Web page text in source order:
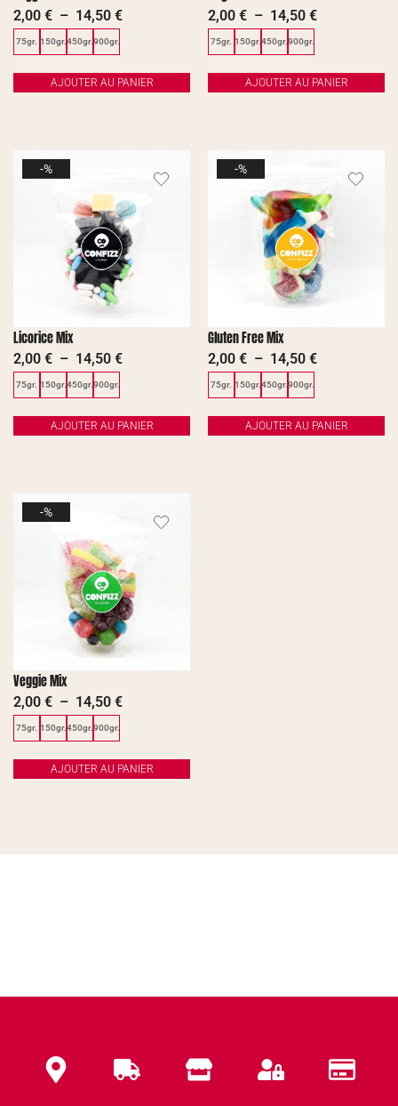
2,00 € – 14,50 €
75gr. 150gr.450gr.900gr.
AJOUTER AU PANIER
2,00 € – 14,50 €
75gr. 150gr.450gr.900gr.
AJOUTER AU PANIER
-%
Licorice Mix
2,00 € – 14,50 €
75gr. 150gr.450gr.900gr.
AJOUTER AU PANIER
-%
Gluten Free Mix
2,00 € – 14,50 €
75gr. 150gr.450gr.900gr.
AJOUTER AU PANIER
-%
Veggie Mix
2,00 € – 14,50 €
75gr. 150gr.450gr.900gr.
AJOUTER AU PANIER